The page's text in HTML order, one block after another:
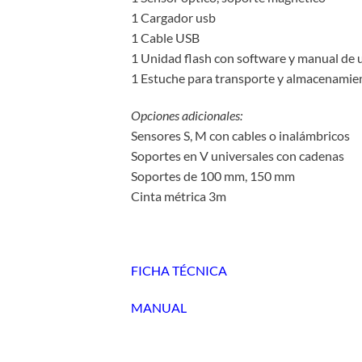
1 Cargador usb
1 Cable USB
1 Unidad flash con software y manual de
1 Estuche para transporte y
Opciones adicionales:
Sensores S, M con cables o inalámbricos
Soportes en V universales con cadenas
Soportes de 100 mm, 150 mm
Cinta métrica 3m
FICHA TÉCNICA
MANUAL